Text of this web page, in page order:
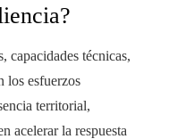
capacidades técnicas,
los esfuerzos
territorial,
acelerar la respuesta